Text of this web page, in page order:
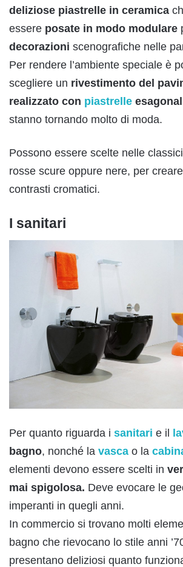
deliziose piastrelle in ceramica
essere posate in modo modulare
decorazioni scenografiche nelle
Per rendere l’ambiente speciale è
scegliere un rivestimento del
realizzato con piastrelle es
stanno tornando molto di moda.
Possono essere scelte nelle
rosse scure oppure nere, per
contrasti cromatici.
I sanitari
Per quanto riguarda i sanitari e il
bagno, nonché la vasca o la
elementi devono essere scelti in
mai spigolosa. Deve evocare le
imperanti in quegli anni.
In commercio si trovano molti
bagno che rievocano lo stile anni
presentano deliziosi quanto